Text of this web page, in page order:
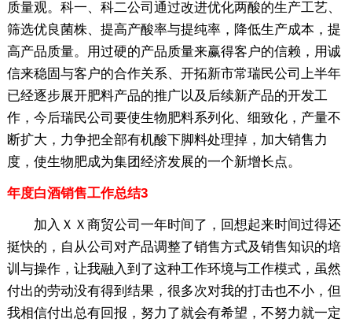
质量观。科一、科二公司通过改进优化两酸的生产工艺、
筛选优良菌株、提高产酸率与提纯率，降低生产成本，提
高产品质量。用过硬的产品质量来赢得客户的信赖，用诚
信来稳固与客户的合作关系、开拓新市常瑞民公司上半年
已经逐步展开肥料产品的推广以及后续新产品的开发工
作，今后瑞民公司要使生物肥料系列化、细致化，产量不
断扩大，力争把全部有机酸下脚料处理掉，加大销售力
度，使生物肥成为集团经济发展的一个新增长点。
年度白酒销售工作总结3
加入ＸＸ商贸公司一年时间了，回想起来时间过得还
挺快的，自从公司对产品调整了销售方式及销售知识的培
训与操作，让我融入到了这种工作环境与工作模式，虽然
付出的劳动没有得到结果，很多次对我的打击也不小，但
我相信付出总有回报，努力了就会有希望，不努力就一定